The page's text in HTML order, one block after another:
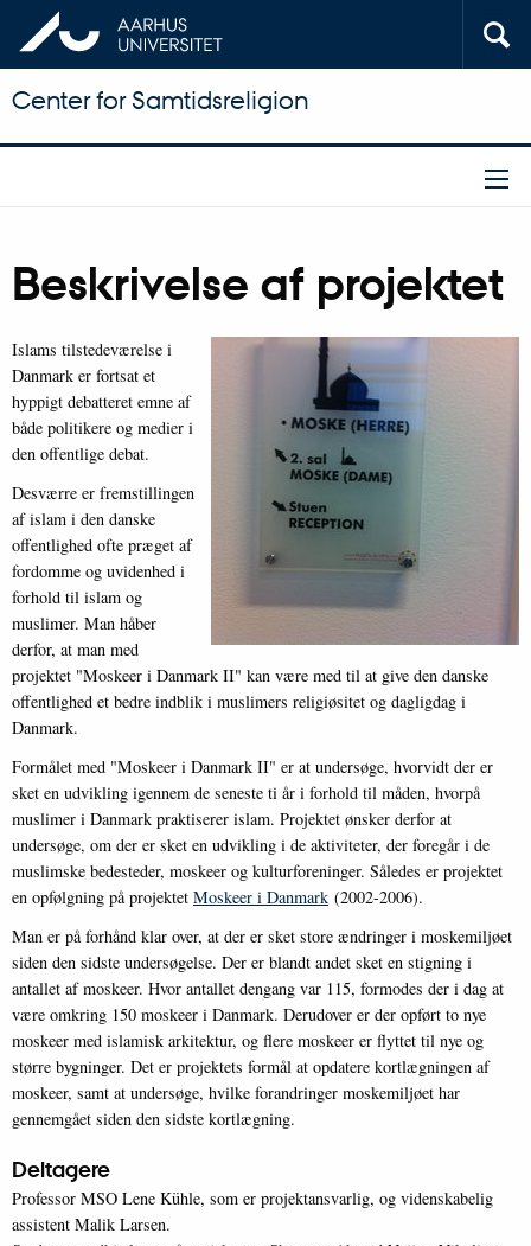
Center for Samtidsreligion
Beskrivelse af projektet
Islams tilstedeværelse i
Danmark er fortsat et
hyppigt debatteret emne af
både politikere og medier i
den offentlige debat.
Desværre er fremstillingen
af islam i den danske
offentlighed ofte præget af
fordomme og uvidenhed i
forhold til islam og
muslimer. Man håber
derfor, at man med
projektet "Moskeer i Danmark II" kan være med til at give den danske
offentlighed et bedre indblik i muslimers religiøsitet og dagligdag i
Danmark.
Formålet med "Moskeer i Danmark II" er at undersøge, hvorvidt der er
sket en udvikling igennem de seneste ti år i forhold til måden, hvorpå
muslimer i Danmark praktiserer islam. Projektet ønsker derfor at
undersøge, om der er sket en udvikling i de aktiviteter, der foregår i de
muslimske bedesteder, moskeer og kulturforeninger. Således er projektet
en opfølgning på projektet Moskeer i Danmark (2002-2006).
Man er på forhånd klar over, at der er sket store ændringer i moskemiljøet
siden den sidste undersøgelse. Der er blandt andet sket en stigning i
antallet af moskeer. Hvor antallet dengang var 115, formodes der i dag at
være omkring 150 moskeer i Danmark. Derudover er der opført to nye
moskeer med islamisk arkitektur, og flere moskeer er flyttet til nye og
større bygninger. Det er projektets formål at opdatere kortlægningen af
moskeer, samt at undersøge, hvilke forandringer moskemiljøet har
gennemgået siden den sidste kortlægning.
Deltagere
Professor MSO Lene Kühle, som er projektansvarlig, og videnskabelig
assistent Malik Larsen.